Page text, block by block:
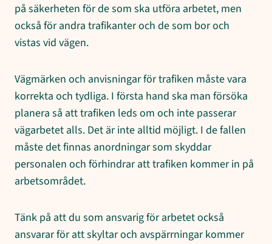
på säkerheten för de som ska utföra arbetet, men
också för andra trafikanter och de som bor och
vistas vid vägen.
Vägmärken och anvisningar för trafiken måste vara
korrekta och tydliga. I första hand ska man försöka
planera så att trafiken leds om och inte passerar
vägarbetet alls. Det är inte alltid möjligt. I de fallen
måste det finnas anordningar som skyddar
personalen och förhindrar att trafiken kommer in på
arbetsområdet.
Tänk på att du som ansvarig för arbetet också
ansvarar för att skyltar och avspärrningar kommer